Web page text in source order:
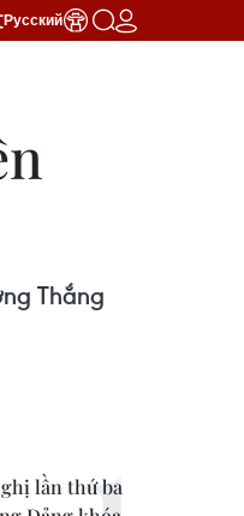
Русский
Thắng
lần thứ ba